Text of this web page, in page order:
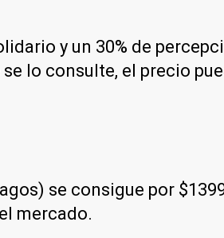
y un 30% de
lo consulte, el precio
se consigue por
mercado.